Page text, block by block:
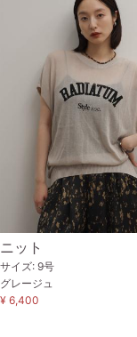
ニット
サイズ: 9号
グレージュ
¥ 6,400